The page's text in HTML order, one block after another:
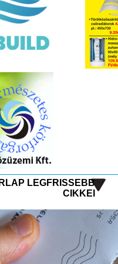
LEGFRISSEBB
CIKKEI